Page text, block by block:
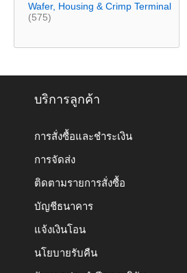
Wafer, Housing & Crimp Terminal
(575)
บริการลูกค้า
การสั่งซื้อและชำระเงิน
การจัดส่ง
ติดตามรายการสั่งซื้อ
บัญชีธนาคาร
แจ้งเงินโอน
นโยบายรับคืน